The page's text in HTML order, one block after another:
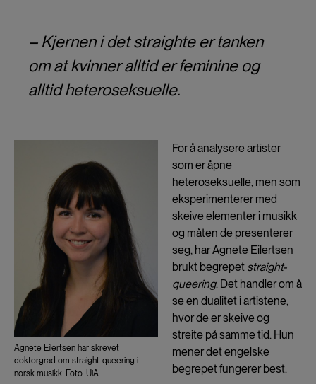
– Kjernen i detstraighte er tanken
om at kvinner alltid er feminine og
alltid heteroseksuelle.
Agnete Eilertsen har skrevet
doktorgrad om straight-queering i
norsk musikk. Foto: UiA.
For å analysere artister
som er åpne
heteroseksuelle, men som
eksperimenterer med
skeive elementer i musikk
og måten de presenterer
seg, har Agnete Eilertsen
brukt begrepet straight-
queering. Det handler om å
se en dualitet i artistene,
hvor de er skeive og
streite på samme tid. Hun
mener det engelske
begrepet fungerer best.